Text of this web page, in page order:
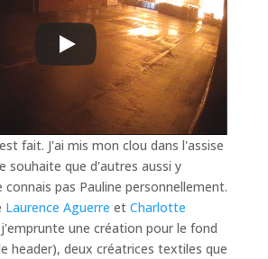
fait. J'ai mis mon clou dans l'assise
souhaite que d'autres aussi y
connais pas Pauline personnellement.
Laurence Aguerre et Charlotte
une création pour le fond
header), deux créatrices textiles que